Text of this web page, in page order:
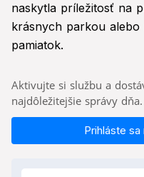
naskytla príležitosť na
krásnych parkou
pamiatok.
Aktivujte si službu a
najdôležitejšie správy dňa.
Prihláste